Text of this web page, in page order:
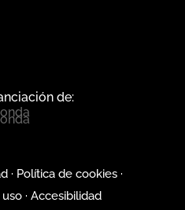
de:
· Política de cookies ·
·Accesibilidad